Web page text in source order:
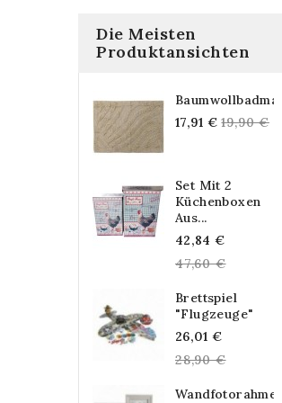
Die Meisten
Produktansichten
17,91 € Regular
19,90 €
Set Mit 2
Küchenboxen
Aus...
42,84 €
price
47,60 €
Brettspiel
"Flugzeuge"
26,01 €
price
28,90 €
Wandfotorahmen